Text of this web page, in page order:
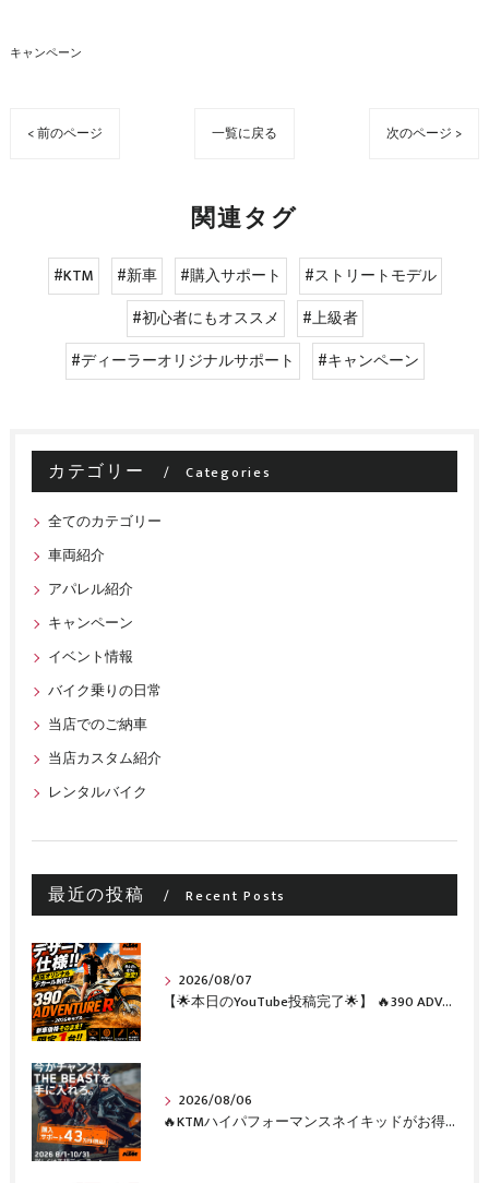
キャンペーン
< 前のページ 一覧に戻る 次のページ >
関連タグ
#KTM #新車 #購入サポート
#ストリートモデル
#初心者にもオススメ
#上級者
#ディーラーオリジナルサポート
#キャンペーン
カテゴリー Categories
全てのカテゴリー
車両紹介
アパレル紹介
キャンペーン
イベント情報
バイク乗りの日常
当店でのご納車
当店カスタム紹介
レンタルバイク
最近の投稿 Recent Posts
2026/08/07
【🌟本日のYouTube投稿完了🌟】 🔥390 ADVENTURE R × KTM山形 オリジナルデカール仕様誕生🔥
2026/08/06
🔥KTMハイパフォーマンスネイキッドがお得に手に入るチャンス🔥